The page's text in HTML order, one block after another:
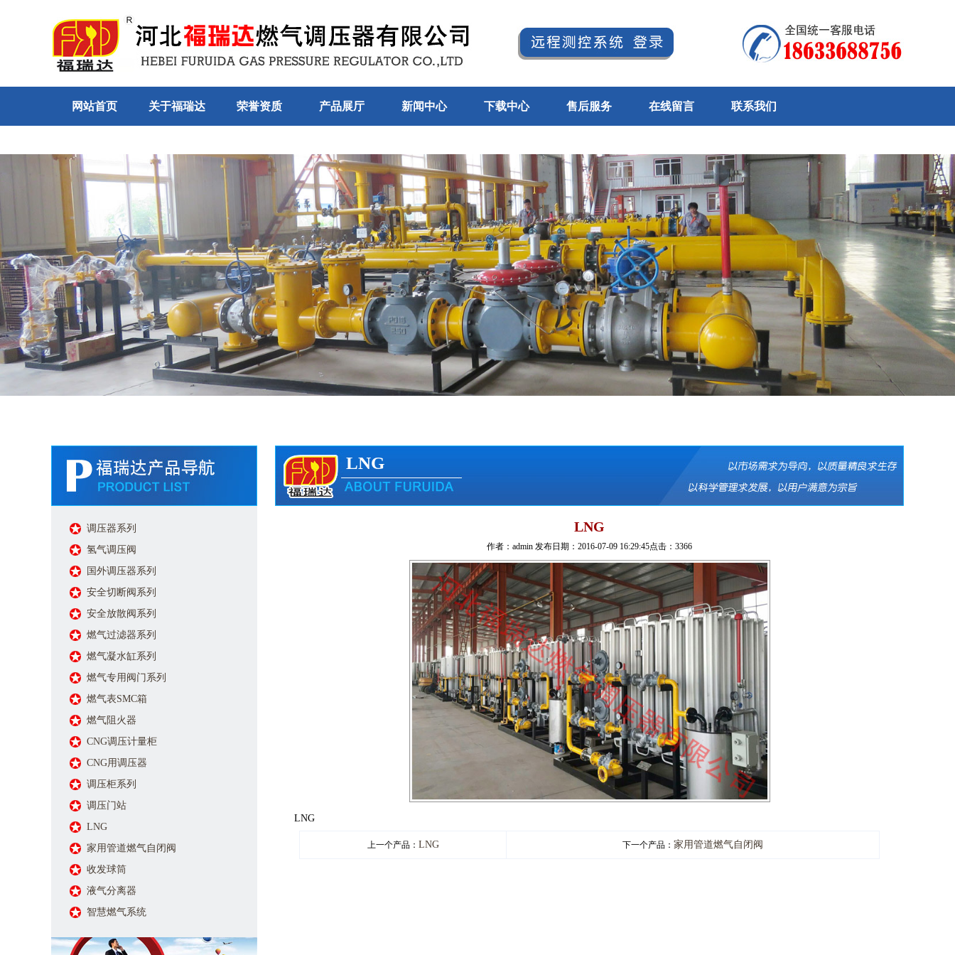
网站首页 关于福瑞达 荣誉资质 产品展厅 新闻中心 下载中心 售后服务 在线留言 联系我们
调压器系列
氢气调压阀
国外调压器系列
安全切断阀系列
安全放散阀系列
燃气过滤器系列
燃气凝水缸系列
燃气专用阀门系列
燃气表SMC箱
燃气阻火器
CNG调压计量柜
CNG用调压器
调压柜系列
调压门站
LNG
家用管道燃气自闭阀
收发球筒
液气分离器
智慧燃气系统
LNG
LNG
作者：admin 发布日期：2016-07-09 16:29:45点击：3366
LNG
上一个产品： LNG 下一个产品： 家用管道燃气自闭阀